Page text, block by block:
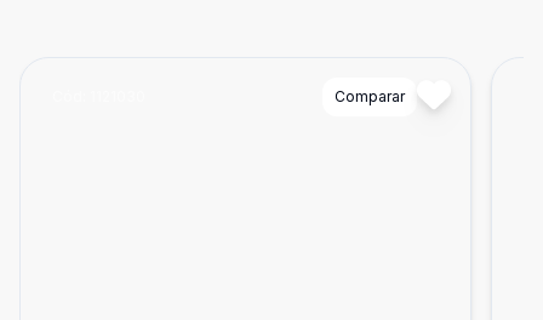
Comparar